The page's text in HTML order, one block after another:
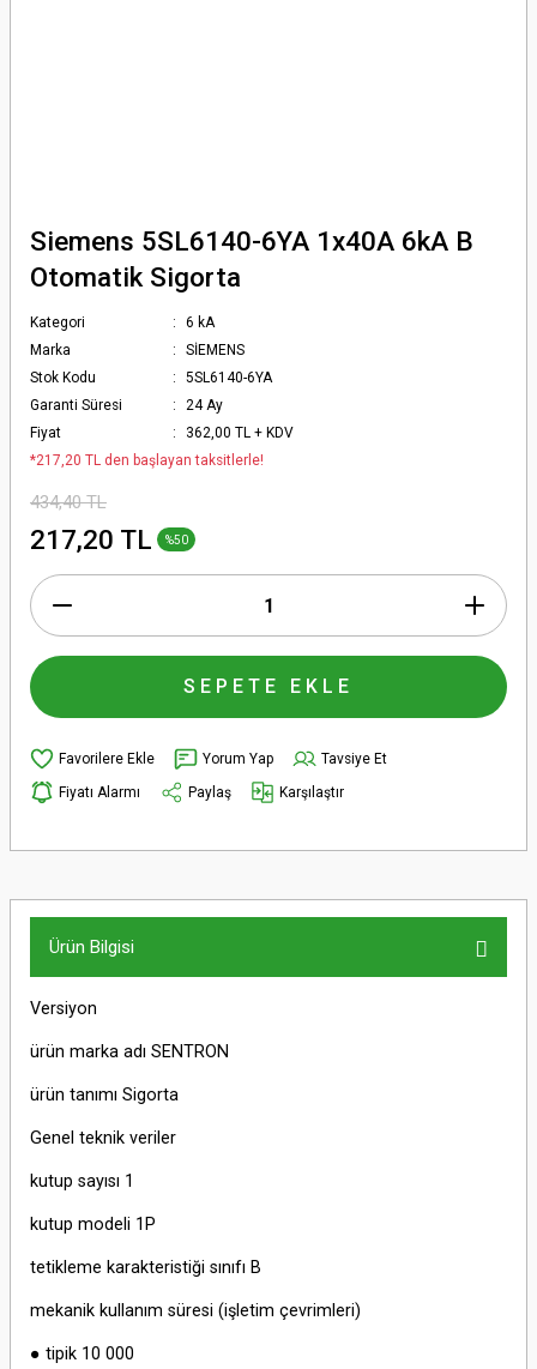
Siemens 5SL6140-6YA 1x40A 6kA B
Otomatik Sigorta
Kategori
6 kA
Marka
SİEMENS
Stok Kodu
5SL6140-6YA
Garanti Süresi
24 Ay
Fiyat
362,00 TL + KDV
*217,20 TL den başlayan taksitlerle!
434,40 TL
217,20 TL %50
SEPETE EKLE
Yorum Yap
Tavsiye Et
Fiyatı Alarmı
Paylaş Karşılaştır
Ürün Bilgisi
Versiyon
ürün marka adı SENTRON
ürün tanımı Sigorta
Genel teknik veriler
kutup sayısı 1
kutup modeli 1P
tetikleme karakteristiği sınıfı B
mekanik kullanım süresi (işletim çevrimleri)
● tipik 10 000